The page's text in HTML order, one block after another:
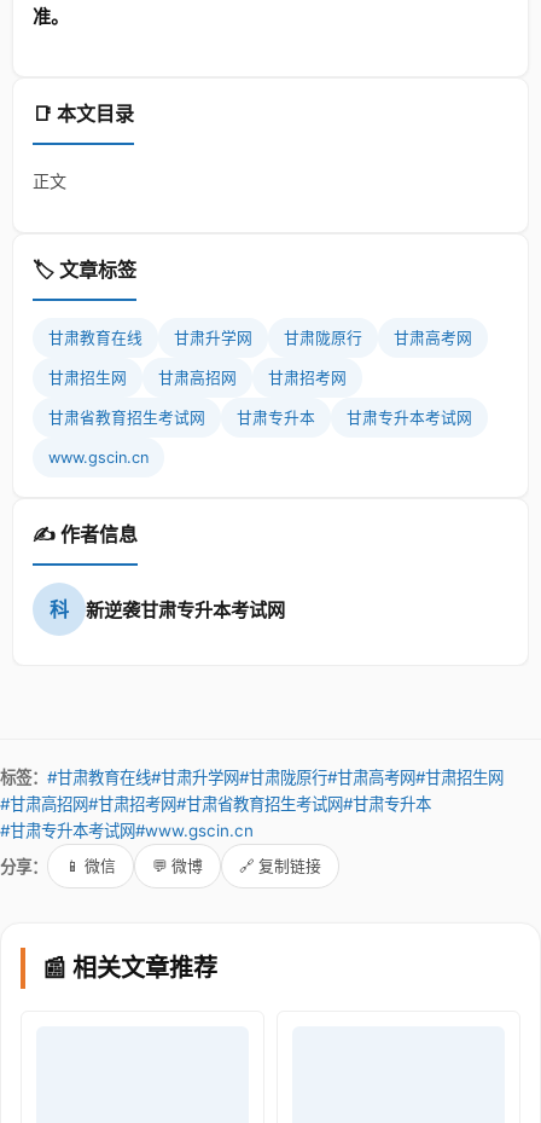
📑 本文目录
正文
🏷️ 文章标签
甘肃教育在线 甘肃升学网 甘肃陇原行 甘肃高考网
甘肃招生网 甘肃高招网 甘肃招考网
甘肃省教育招生考试网 甘肃专升本 甘肃专升本考试网
www.gscin.cn
✍️ 作者信息
科 新逆袭甘肃专升本考试网
准。
标签： #甘肃教育在线#甘肃升学网#甘肃陇原行#甘肃高考网#甘肃招生网
#甘肃高招网#甘肃招考网#甘肃省教育招生考试网#甘肃专升本
#甘肃专升本考试网#www.gscin.cn
分享：
📱 微信 💬 微博 🔗 复制链接
📰 相关文章推荐